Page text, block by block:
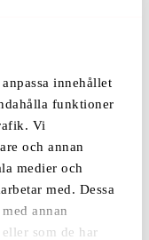
innehållet
funktioner
Vi
och annan
medier och
med. Dessa
annan
som de har
Kr